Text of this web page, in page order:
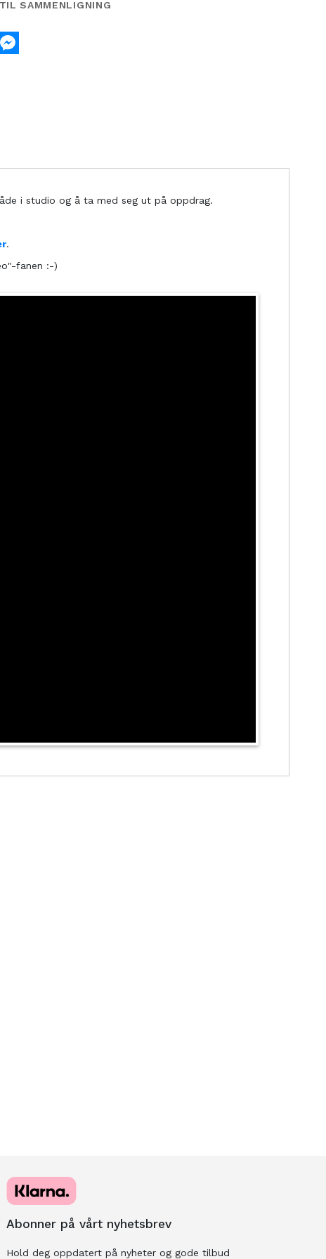
SAMMENLIGNING
Twitter
i studio og å ta med seg ut på oppdrag.
.
fanen :-)
Abonner på vårt nyhetsbrev
Hold deg oppdatert på nyheter og gode tilbud